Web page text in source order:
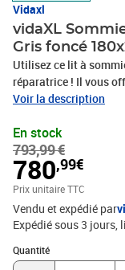
Vidaxl
vidaXL
Gris foncé
Utilisez ce lit à
réparatrice ! Il vous
agréable. Matériau
une convivialité
à ressorts ensachés
qui fonctionnent
personnalisé en
chaque zone. Cette
le transfert de
ressorts ouverts.
individuellement.
Voir la description
En stock
793,99 €
780,99€
Prix unitaire TTC
Vendu et expédié par
Expédié sous 3 jours
Quantité
Quantité : 1